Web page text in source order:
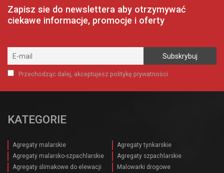
Zapisz sie do newslettera aby otrzymywać
ciekawe informacje, promocje i oferty
Przechodząc dalej, akceptujesz politykę prywatności
KATEGORIE
Agregaty malarskie
Agregaty tynkarskie
Agregaty malarsko-szpachlarskie
Agregaty szpachlarskie
Agregaty ślimakowe do elewacji
Malowarki drogowe